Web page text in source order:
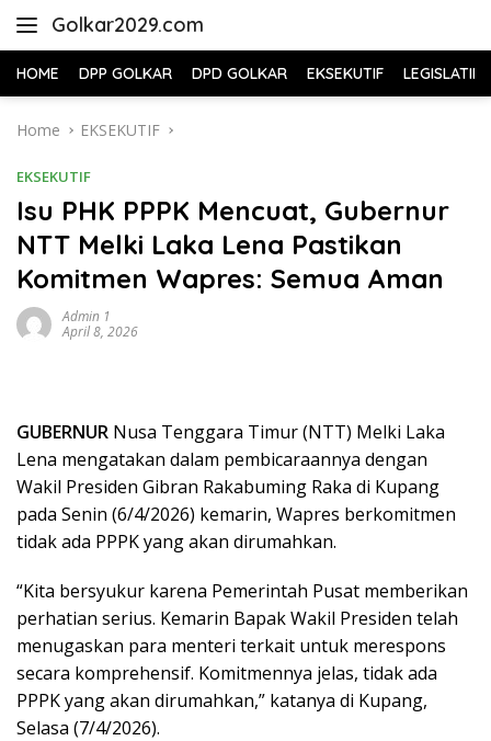
Golkar2029.com
HOME DPP GOLKAR DPD GOLKAR EKSEKUTIF LEGISLATIF
Home EKSEKUTIF
EKSEKUTIF
Isu PHK PPPK Mencuat, Gubernur
NTT Melki Laka Lena Pastikan
Komitmen Wapres: Semua Aman
Admin 1
April 8, 2026
GUBERNUR Nusa Tenggara Timur (NTT) Melki Laka
Lena mengatakan dalam pembicaraannya dengan
Wakil Presiden Gibran Rakabuming Raka di Kupang
pada Senin (6/4/2026) kemarin, Wapres berkomitmen
tidak ada PPPK yang akan dirumahkan.
“Kita bersyukur karena Pemerintah Pusat memberikan
perhatian serius. Kemarin Bapak Wakil Presiden telah
menugaskan para menteri terkait untuk merespons
secara komprehensif. Komitmennya jelas, tidak ada
PPPK yang akan dirumahkan,” katanya di Kupang,
Selasa (7/4/2026).